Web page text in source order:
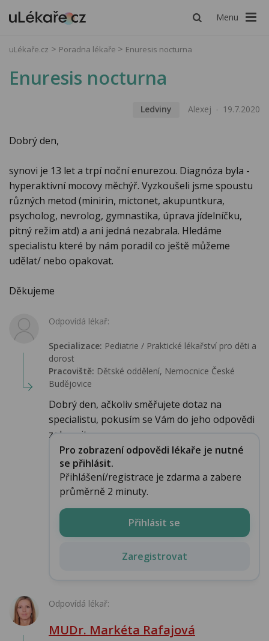
Menu
uLékaře.cz Poradna lékaře Enuresis nocturna
Enuresis nocturna
Ledviny Alexej 19.7.2020
Dobrý den,
synovi je 13 let a trpí noční enurezou. Diagnóza byla -
hyperaktivní mocovy měchýř. Vyzkoušeli jsme spoustu
různých metod (minirin, mictonet, akupuntkura,
psycholog, nevrolog, gymnastika, úprava jídelníčku,
pitný režim atd) a ani jedná nezabrala. Hledáme
specialistu které by nám poradil co ještě můžeme
udělat/ nebo opakovat.
Děkujeme
Odpovídá lékař:
Specializace: Pediatrie / Praktické lékařství pro děti a
dorost
Pracoviště: Dětské oddělení, Nemocnice České
Budějovice
Dobrý den, ačkoliv směřujete dotaz na
specialistu, pokusím se Vám do jeho odpovědi
zobecnit p...
Pro zobrazení odpovědi lékaře je nutné
se přihlásit.
Přihlášení/registrace je zdarma a zabere
průměrně 2 minuty.
Přihlásit se
Zaregistrovat
Odpovídá lékař:
MUDr. Markéta Rafajová